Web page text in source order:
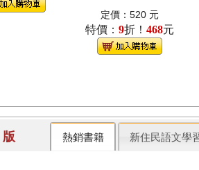
定價：520 元
特價： 9折！ 468元
版 熱銷書籍 新住民語文學